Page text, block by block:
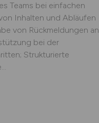
Teams bei einfachen
Inhalten und Abläufen
von Rückmeldungen an
bei der
Strukturierte